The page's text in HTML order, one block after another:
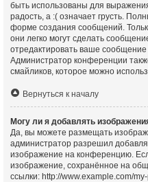
быть использованы для
радость, а :( означает грусть.
форме создания сообщений.
они легко могут сделать
отредактировать ваше
Администратор конференции
смайликов, которое можно
Вернуться к началу
Могу ли я добавлять
Да, вы можете размещать
администратор разрешил
изображение на конференцию.
изображение, сохранённое на
ссылки: http://www.example.com/